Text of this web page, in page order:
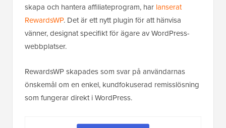
skapa och hantera affiliateprogram, har lanserat
RewardsWP. Det är ett nytt plugin för att hänvisa
vänner, designat specifikt för ägare av WordPress-
webbplatser.
RewardsWP skapades som svar på användarnas
önskemål om en enkel, kundfokuserad remisslösning
som fungerar direkt i WordPress.